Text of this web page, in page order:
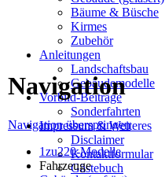
Bäume & Büsche
Kirmes
Zubehör
Anleitungen
Landschaftsbau
Gebäudemodelle
Vorbild-Beiträge
Sonderfahrten
Impressum & Weiteres
Disclaimer
Kontaktformular
Gästebuch
Navigation
Navigation überspringen
1zu220-Modelle
Fahrzeuge